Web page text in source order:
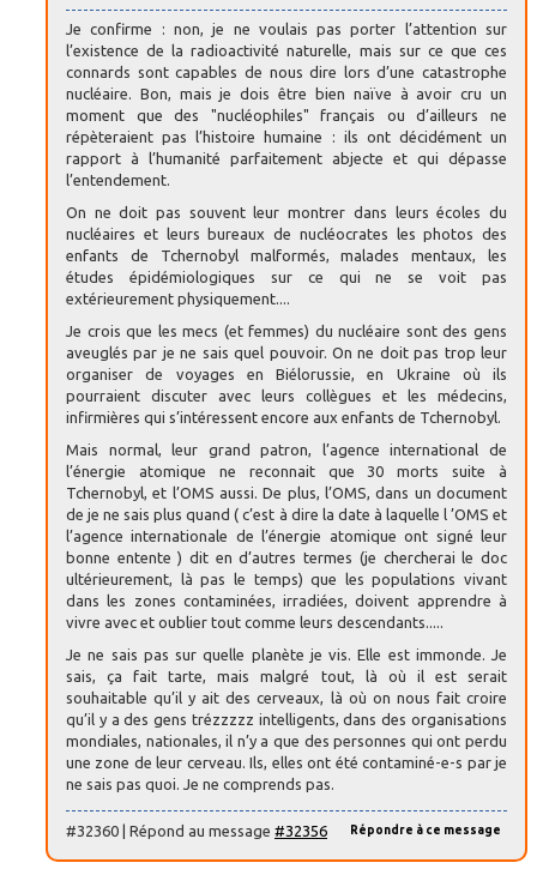
Je confirme : non, je ne voulais pas porter l’attention sur
l’existence de la radioactivité naturelle, mais sur ce que ces
connards sont capables de nous dire lors d’une catastrophe
nucléaire. Bon, mais je dois être bien naïve à avoir cru un
moment que des "nucléophiles" français ou d’ailleurs ne
répèteraient pas l’histoire humaine : ils ont décidément un
rapport à l’humanité parfaitement abjecte et qui dépasse
l’entendement.
On ne doit pas souvent leur montrer dans leurs écoles du
nucléaires et leurs bureaux de nucléocrates les photos des
enfants de Tchernobyl malformés, malades mentaux, les
études épidémiologiques sur ce qui ne se voit pas
extérieurement physiquement....
Je crois que les mecs (et femmes) du nucléaire sont des gens
aveuglés par je ne sais quel pouvoir. On ne doit pas trop leur
organiser de voyages en Biélorussie, en Ukraine où ils
pourraient discuter avec leurs collègues et les médecins,
infirmières qui s’intéressent encore aux enfants de Tchernobyl.
Mais normal, leur grand patron, l’agence international de
l’énergie atomique ne reconnait que 30 morts suite à
Tchernobyl, et l’OMS aussi. De plus, l’OMS, dans un document
de je ne sais plus quand ( c’est à dire la date à laquelle l ’OMS et
l’agence internationale de l’énergie atomique ont signé leur
bonne entente ) dit en d’autres termes (je chercherai le doc
ultérieurement, là pas le temps) que les populations vivant
dans les zones contaminées, irradiées, doivent apprendre à
vivre avec et oublier tout comme leurs descendants.....
Je ne sais pas sur quelle planète je vis. Elle est immonde. Je
sais, ça fait tarte, mais malgré tout, là où il est serait
souhaitable qu’il y ait des cerveaux, là où on nous fait croire
qu’il y a des gens trézzzzz intelligents, dans des organisations
mondiales, nationales, il n’y a que des personnes qui ont perdu
une zone de leur cerveau. Ils, elles ont été contaminé-e-s par je
ne sais pas quoi. Je ne comprends pas.
Répondre à ce message
#32360 | Répond au message #32356